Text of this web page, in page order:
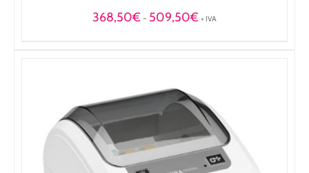
368,50€ - 509,50€Rango
+ IVA